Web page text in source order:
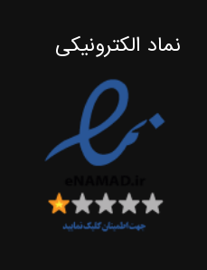
نماد الکترونیکی